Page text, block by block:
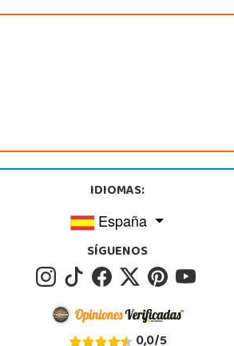
IDIOMAS:
España
SÍGUENOS